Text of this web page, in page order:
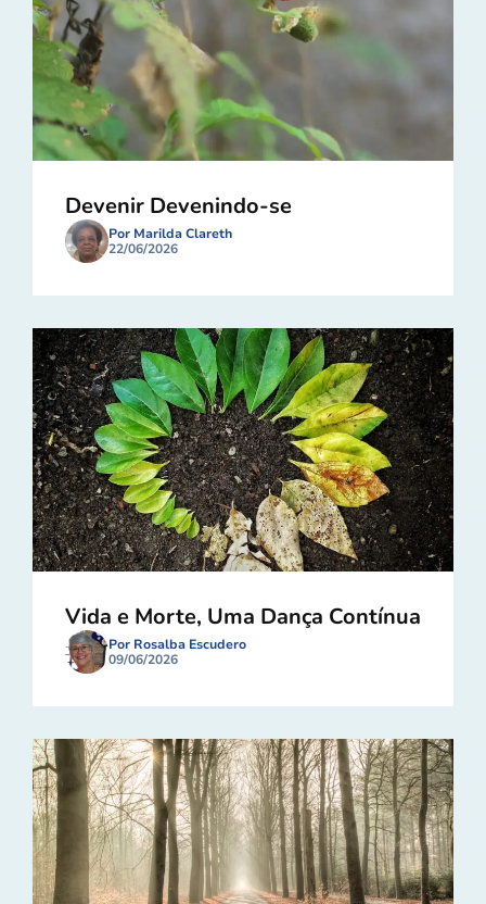
Devenir Devenindo-se
Por Marilda Clareth
22/06/2026
Vida e Morte, Uma Dança Contínua
Por Rosalba Escudero
09/06/2026